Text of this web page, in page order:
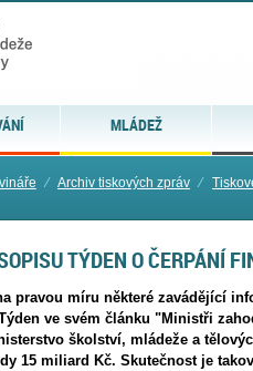
MLÁDEŽ
⁄ Archiv tiskových zpráv ⁄
TÝDEN O ČERPÁNÍ
pravou míru některé zavádějící
ve svém článku "Ministři
školství, mládeže a
15 miliard Kč. Skutečnost je